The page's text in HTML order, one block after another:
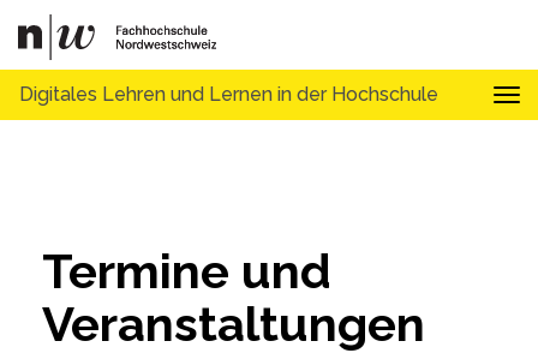
Digitales Lehren und Lernen in der Hochschule
Termine und
Veranstaltungen